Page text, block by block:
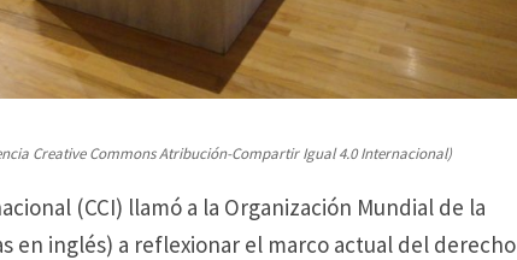
Creative Commons Atribución-Compartir Igual 4.0 Internacional)
(CCI) llamó a la Organización Mundial de la
en inglés) a reflexionar el marco actual del derecho